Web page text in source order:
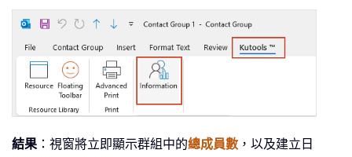
結果：視窗將立即顯示群組中的總成員數 ，以及建立日